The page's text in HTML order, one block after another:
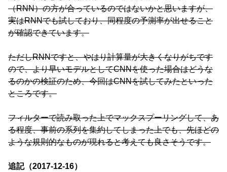
（RNN）の方が合っているのではないかと思いますが、
実はRNNでも試しており、同程度の予測率が出せること
が確認できています。
ただしRNNですと、やはり計算量が大きくなりがちです
ので、より早いモデルとしてCNNを使った場合はどうな
るのかの検証のため、今回はCNNを試してみたといった
ところです。
フィルターで読み取った上でマックスプーリングして、あ
る程度、事前の系列を集約してしまった上でも、先ほどの
ような規則的なものが現れると考えても良さそうです。
追記（2017-12-16）